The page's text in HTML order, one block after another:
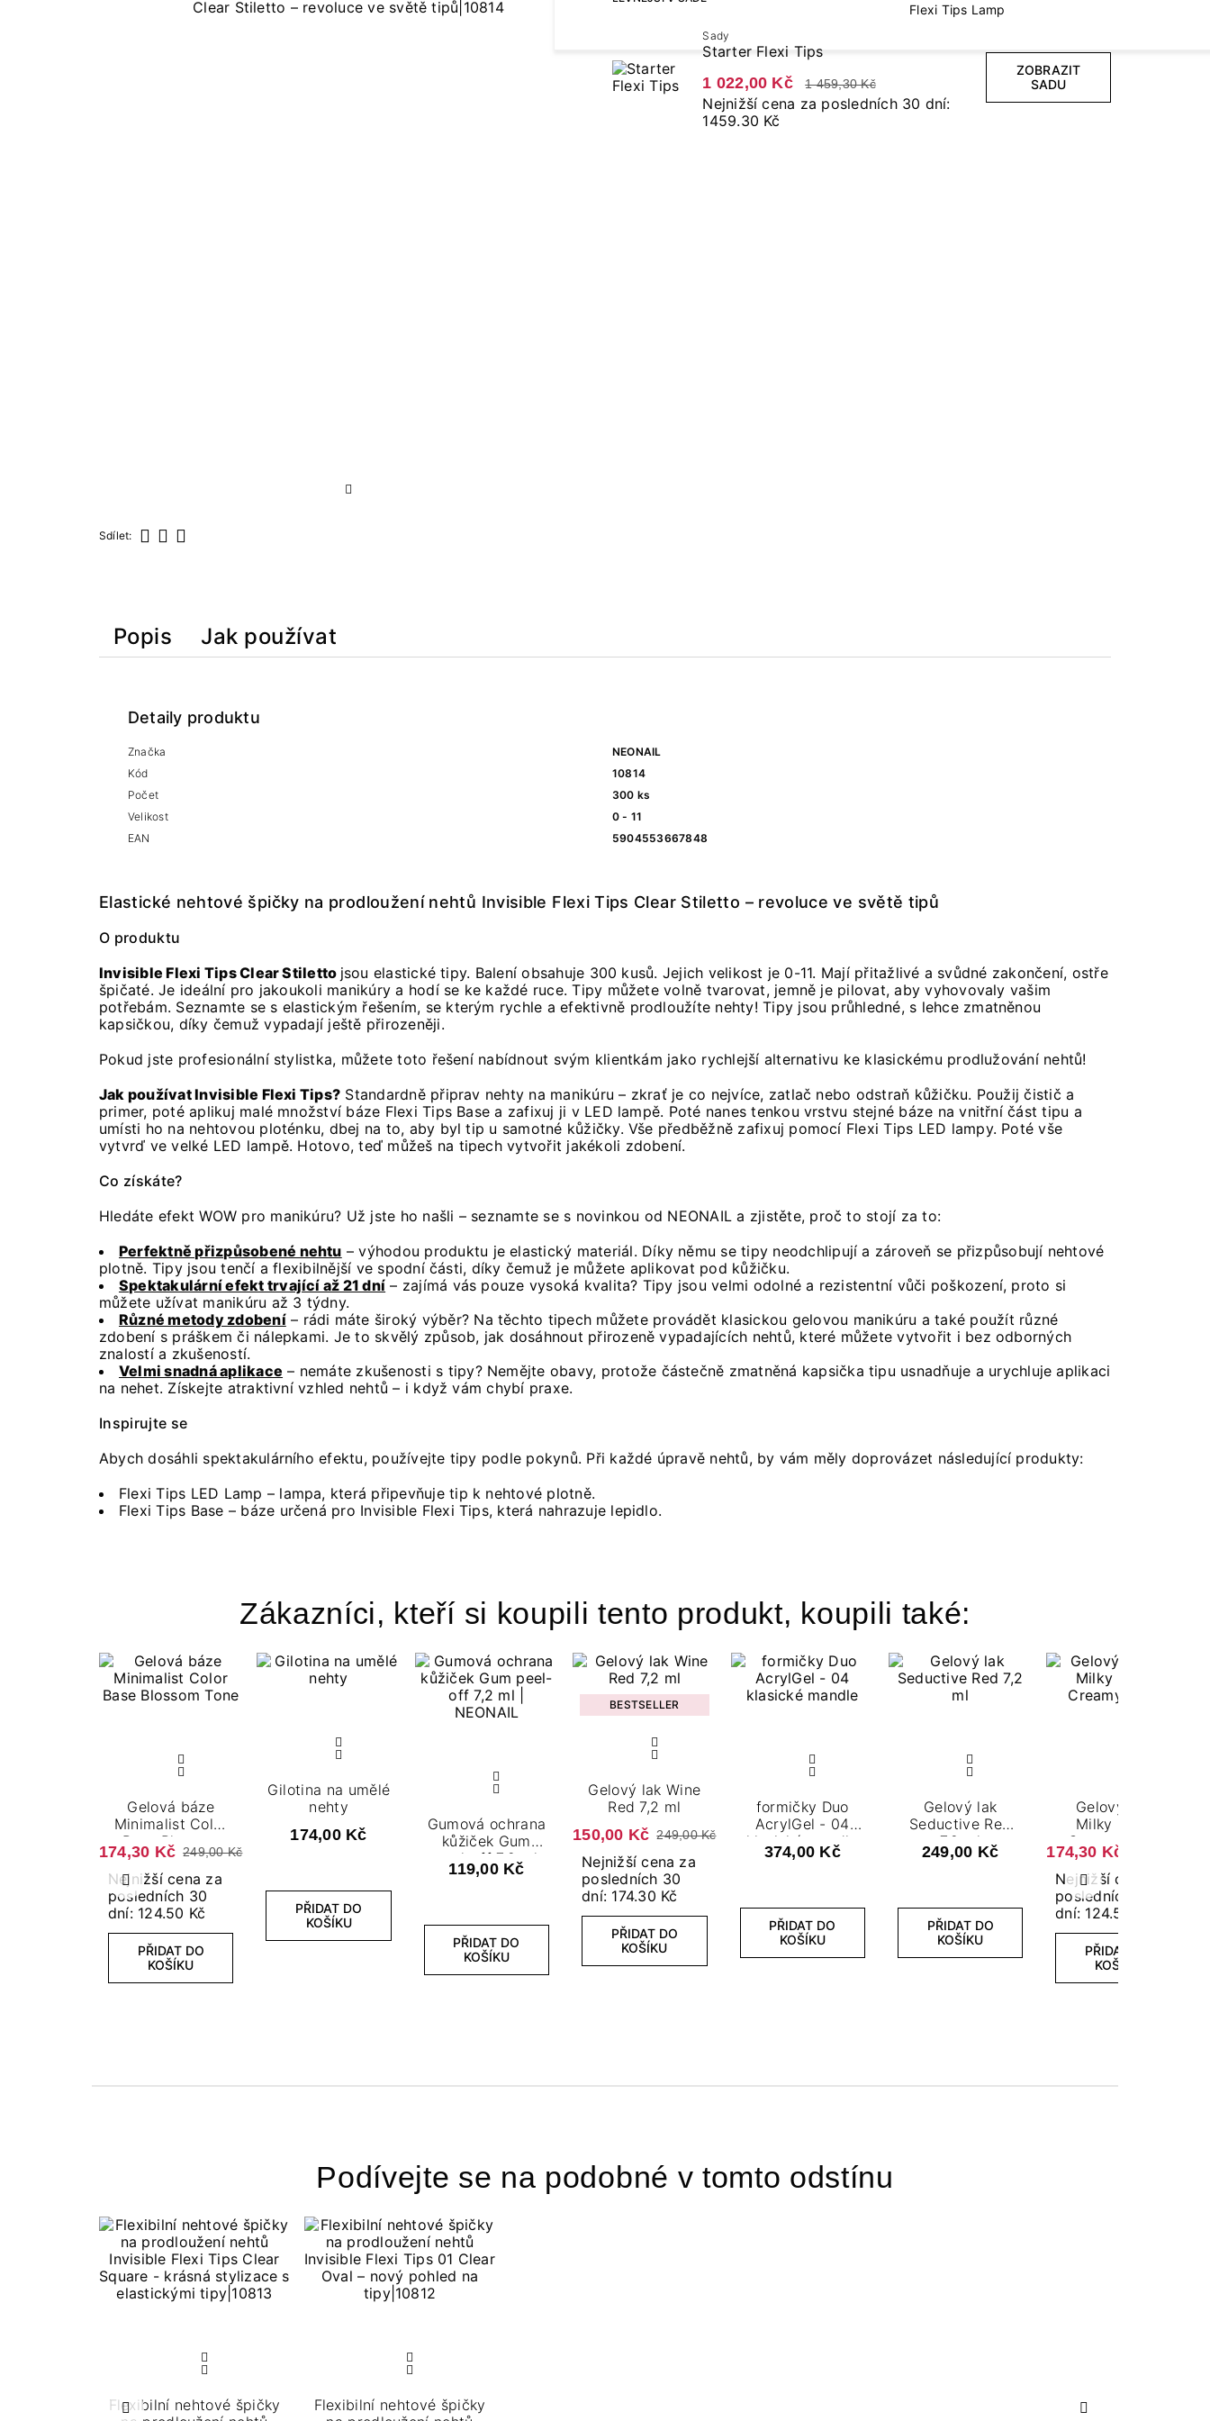
Flexi Tips Lamp
Sdílet:
Sady
Starter Flexi Tips
1 022,00 Kč
1 459,30 Kč
Nejnižší cena za posledních 30 dní:
1459.30 Kč
ZOBRAZIT
SADU
Popis Jak používat
Detaily produktu
Značka
NEONAIL
Kód
10814
Počet
300 ks
Velikost
0 - 11
EAN
5904553667848
Elastické nehtové špičky na prodloužení nehtů Invisible Flexi Tips Clear Stiletto – revoluce ve světě tipů
O produktu
Invisible Flexi Tips Clear Stiletto jsou elastické tipy. Balení obsahuje 300 kusů. Jejich velikost je 0-11. Mají přitažlivé a svůdné zakončení, ostře
špičaté. Je ideální pro jakoukoli manikúry a hodí se ke každé ruce. Tipy můžete volně tvarovat, jemně je pilovat, aby vyhovovaly vašim
potřebám. Seznamte se s elastickým řešením, se kterým rychle a efektivně prodloužíte nehty! Tipy jsou průhledné, s lehce zmatněnou
kapsičkou, díky čemuž vypadají ještě přirozeněji.
Pokud jste profesionální stylistka, můžete toto řešení nabídnout svým klientkám jako rychlejší alternativu ke klasickému prodlužování nehtů!
Jak používat Invisible Flexi Tips? Standardně připrav nehty na manikúru – zkrať je co nejvíce, zatlač nebo odstraň kůžičku. Použij čistič a
primer, poté aplikuj malé množství báze Flexi Tips Base a zafixuj ji v LED lampě. Poté nanes tenkou vrstvu stejné báze na vnitřní část tipu a
umísti ho na nehtovou ploténku, dbej na to, aby byl tip u samotné kůžičky. Vše předběžně zafixuj pomocí Flexi Tips LED lampy. Poté vše
vytvrď ve velké LED lampě. Hotovo, teď můžeš na tipech vytvořit jakékoli zdobení.
Co získáte?
Hledáte efekt WOW pro manikúru? Už jste ho našli – seznamte se s novinkou od NEONAIL a zjistěte, proč to stojí za to:
Perfektně přizpůsobené nehtu – výhodou produktu je elastický materiál. Díky němu se tipy neodchlipují a zároveň se přizpůsobují nehtové
plotně. Tipy jsou tenčí a flexibilnější ve spodní části, díky čemuž je můžete aplikovat pod kůžičku.
Spektakulární efekt trvající až 21 dní – zajímá vás pouze vysoká kvalita? Tipy jsou velmi odolné a rezistentní vůči poškození, proto si
můžete užívat manikúru až 3 týdny.
Různé metody zdobení– rádi máte široký výběr? Na těchto tipech můžete provádět klasickou gelovou manikúru a také použít různé
zdobení s práškem či nálepkami. Je to skvělý způsob, jak dosáhnout přirozeně vypadajících nehtů, které můžete vytvořit i bez odborných
znalostí a zkušeností.
Velmi snadná aplikace – nemáte zkušenosti s tipy? Nemějte obavy, protože částečně zmatněná kapsička tipu usnadňuje a urychluje aplikaci
na nehet. Získejte atraktivní vzhled nehtů – i když vám chybí praxe.
Inspirujte se
Abych dosáhli spektakulárního efektu, používejte tipy podle pokynů. Při každé úpravě nehtů, by vám měly doprovázet následující produkty:
Flexi Tips LED Lamp – lampa, která připevňuje tip k nehtové plotně.
Flexi Tips Base – báze určená pro Invisible Flexi Tips, která nahrazuje lepidlo.
Zákazníci, kteří si koupili tento produkt, koupili také:
Předchozí Další
Gelová báze
Minimalist Color
Base Blossom
Tone 7,2 ml
174,30 Kč 249,00 Kč
Nejnižší cena za
posledních 30
dní: 124.50 Kč
PŘIDAT DO
KOŠÍKU
Gilotina na umělé
nehty
174,00 Kč
PŘIDAT DO
KOŠÍKU
Gumová ochrana
kůžiček Gum
peel-off 7,2 ml
119,00 Kč
PŘIDAT DO
KOŠÍKU
BESTSELLER
Gelový lak Wine
Red 7,2 ml
150,00 Kč 249,00 Kč
Nejnižší cena za
posledních 30
dní: 174.30 Kč
PŘIDAT DO
KOŠÍKU
formičky Duo
AcrylGel - 04
klasické mandle
374,00 Kč
PŘIDAT DO
KOŠÍKU
Gelový lak
Seductive Red
7,2 ml
249,00 Kč
PŘIDAT DO
KOŠÍKU
Gelový Top
Milky Effect
Creamy 7,2 ml
174,30 Kč
Nejnižší cena za
posledních 30
dní: 124.50 Kč
PŘIDAT DO
KOŠÍKU
Podívejte se na podobné v tomto odstínu
Předchozí Další
Flexibilní nehtové špičky
Flexibilní nehtové špičky